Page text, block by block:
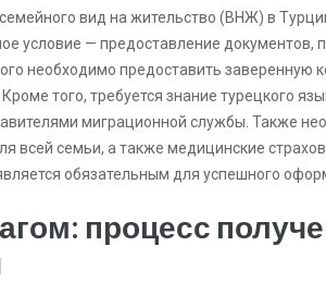
вид на жительство (ВНЖ) в
условие — предоставление
необходимо предоставить заверенную
того, требуется знание турецкого
миграционной службы. Также
всей семьи, а также медицинские
обязательным для успешного
процесс